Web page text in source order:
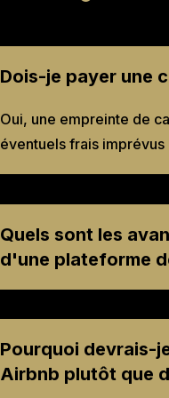
Dois-je payer une
Oui, une empreinte de
éventuels frais
Quels sont les
d'une plateforme
Pourquoi devrais-
Airbnb plutôt que